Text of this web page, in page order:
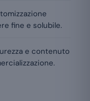
fine e solubile.
e contenuto